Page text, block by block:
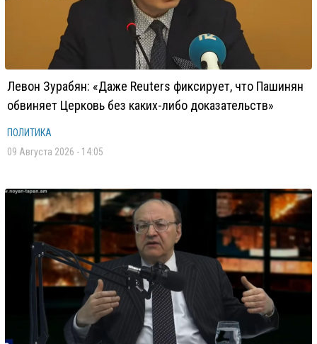
Левон Зурабян: «Даже Reuters фиксирует, что Пашинян
обвиняет Церковь без каких-либо доказательств»
ПОЛИТИКА
09 Августа 2026 - 14:05